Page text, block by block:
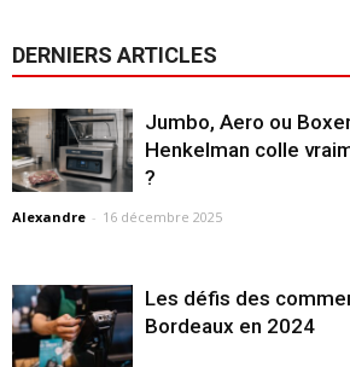
DERNIERS ARTICLES
Jumbo, Aero ou
Henkelman colle
?
Alexandre - 16 décembre 2025
Les défis des
Bordeaux en 2024